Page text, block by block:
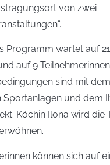
von zwei
Programm wartet auf
auf 9
sind mit
Sportanlagen und dem
Köchin Ilona wird
können sich auf